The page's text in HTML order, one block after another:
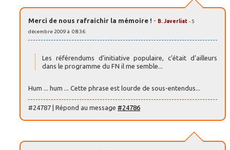
Merci de nous rafraichir la mémoire ! - B. Javerliat - 5
décembre 2009 à 08:36
Les référendums d’initiative populaire, c’était d’ailleurs
dans le programme du FN il me semble...
Hum ... hum ... Cette phrase est lourde de sous-entendus...
#24787 | Répond au message #24786